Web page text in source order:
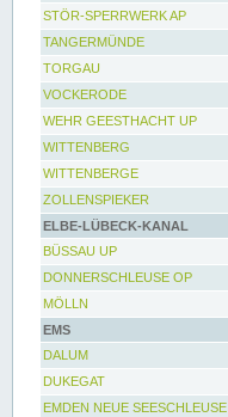
STÖR-SPERRWERK AP
TANGERMÜNDE
TORGAU
VOCKERODE
WEHR GEESTHACHT UP
WITTENBERG
WITTENBERGE
ZOLLENSPIEKER
ELBE-LÜBECK-KANAL
BÜSSAU UP
DONNERSCHLEUSE OP
MÖLLN
EMS
DALUM
DUKEGAT
EMDEN NEUE SEESCHLEUSE